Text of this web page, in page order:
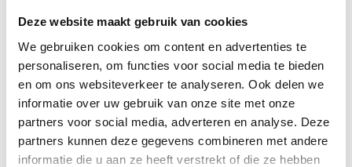
Deze website maakt gebruik van cookies
We gebruiken cookies om content en advertenties te
personaliseren, om functies voor social media te bieden
en om ons websiteverkeer te analyseren. Ook delen we
informatie over uw gebruik van onze site met onze
partners voor social media, adverteren en analyse. Deze
partners kunnen deze gegevens combineren met andere
informatie die u aan ze heeft verstrekt of die ze hebben